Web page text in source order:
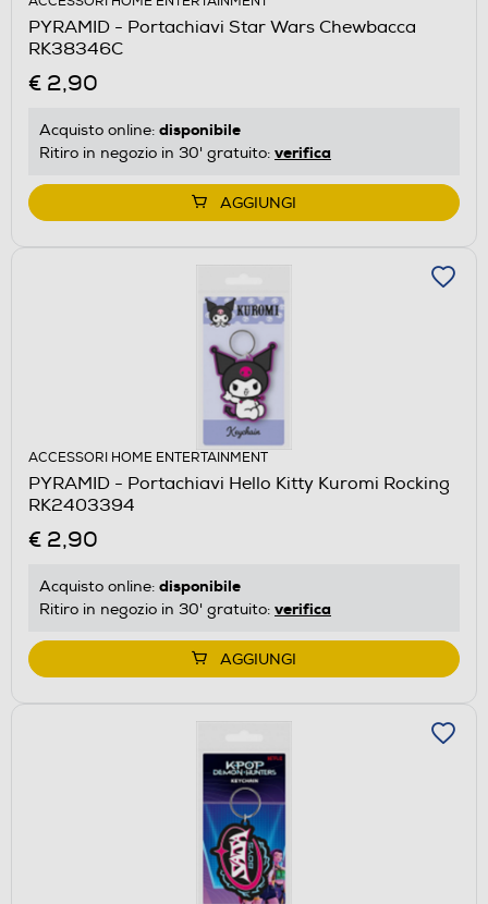
PYRAMID - Portachiavi Star Wars Chewbacca
RK38346C
€ 2,90
Acquisto online: disponibile
Ritiro in negozio in 30' gratuito: verifica
AGGIUNGI
ACCESSORI HOME ENTERTAINMENT
PYRAMID - Portachiavi Hello Kitty Kuromi Rocking
RK2403394
€ 2,90
Acquisto online: disponibile
Ritiro in negozio in 30' gratuito: verifica
AGGIUNGI